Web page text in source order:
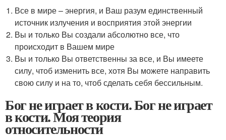
Все в мире – энергия, и Ваш разум единственный
источник излучения и восприятия этой энергии
Вы и только Вы создали абсолютно все, что
происходит в Вашем мире
Вы и только Вы ответственны за все, и Вы имеете
силу, чтоб изменить все, хотя Вы можете направить
свою силу и на то, чтоб сделать себя бессильным.
Бог не играет в кости. Бог не играет
в кости. Моя теория
относительности